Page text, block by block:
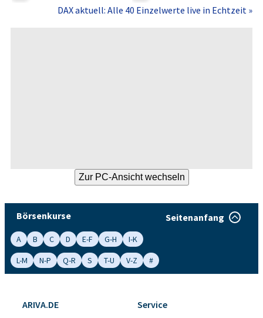
DAX aktuell: Alle 40 Einzelwerte live in Echtzeit »
Börsenkurse Seitenanfang
A B C D E-F G-H
I-K
L-M
N-P Q-R S T-U V-Z #
ARIVA.DE Service